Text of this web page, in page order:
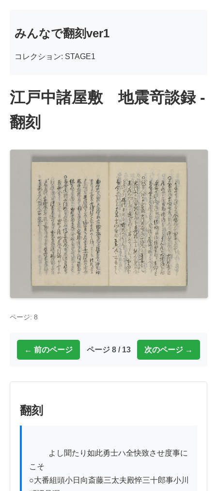
みんなで翻刻ver1
コレクション: STAGE1
江戸中諸屋敷 地震竒談録 -
翻刻
ページ: 8
← 前のページ ページ 8 / 13 次のページ →
翻刻
こそ
○大番組頭小日向斎藤三太夫殿悴三十郎事小川